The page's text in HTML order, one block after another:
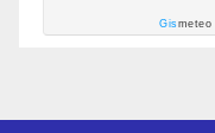
Gismeteo